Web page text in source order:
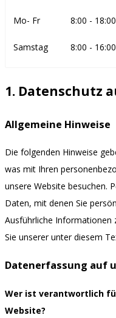
Mo- Fr 8:00 - 18:00
Samstag 8:00 - 16:00
1. Datenschutz
Allgemeine Hinweise
Die folgenden Hinweise
was mit Ihren
unsere Website besuchen.
Daten, mit denen Sie
Ausführliche Informationen
Sie unserer unter diesem
Datenerfassung auf
Wer ist verantwortlich
Website?